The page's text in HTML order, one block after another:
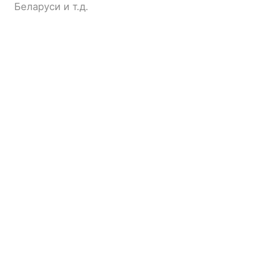
Беларуси и т.д.